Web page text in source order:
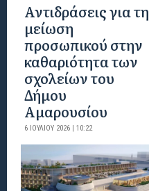
Αντιδράσεις για τη
μείωση
προσωπικού στην
καθαριότητα των
σχολείων του
Δήμου
Αμαρουσίου
6 ΙΟΥΛΊΟΥ 2026 | 10:22